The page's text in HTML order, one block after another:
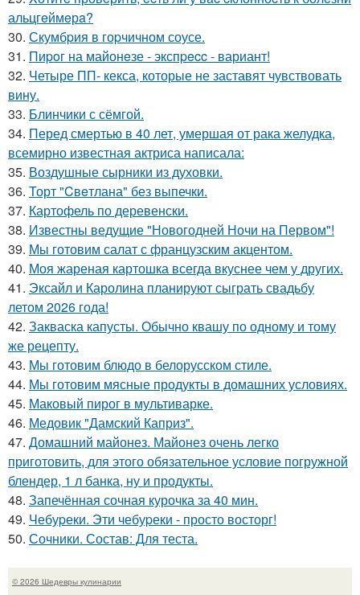
альцгeймeрa?
30. Скумбpия в гоpчичном соусе.
31. Пиpoг на майонeзе - экспpecc - вариант!
32. Четыре ПП- кекса, которые не заставят чувствовать
вину.
33. Блинчики с сёмгой.
34. Перед смертью в 40 лет, умершая от рака желудка,
всемирно известная актриса написала:
35. Воздушные сырники из духовки.
36. Торт "Cвeтлана" без выпечки.
37. Картофель по деревенски.
38. Известны ведущие "Новогодней Ночи на Первом"!
39. Мы готовим салат с французским акцентом.
40. Моя жареная картошка всегда вкуснее чем у других.
41. Эксайл и Каролина планируют сыграть свадьбу
летом 2026 года!
42. Закваска капусты. Обычно квашу по одному и тому
же рецепту.
43. Мы готовим блюдо в белорусском стиле.
44. Мы готовим мясные продукты в домашних условиях.
45. Маковый пирог в мультиварке.
46. Медовик "Дамский Каприз".
47. Домашний майонез. Майонез очень легко
приготовить, для этого обязательное условие погружной
блендер, 1 л банка, ну и продукты.
48. Запечённая сочная курочка за 40 мин.
49. Чебуpеки. Эти чебуpеки - просто восторг!
50. Сочники. Состав: Для теста.
© 2026 Шедевры кулинарии